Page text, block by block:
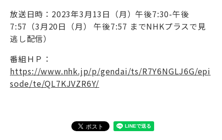
放送日時： 2023年3月13日（月）午後7:30-午後
7:57（3月20日（月） 午後7:57 までNHKプラスで見
逃し配信）
番組ＨＰ：
https://www.nhk.jp/p/gendai/ts/R7Y6NGLJ6G/epi
sode/te/QL7KJVZR6Y/